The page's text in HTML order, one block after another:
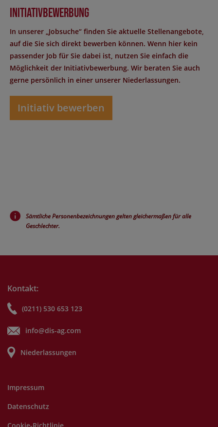
Initiativbewerbung
In unserer „Jobsuche“ finden Sie aktuelle Stellenangebote,
auf die Sie sich direkt bewerben können. Wenn hier kein
passender Job für Sie dabei ist, nutzen Sie einfach die
Möglichkeit der Initiativbewerbung. Wir beraten Sie auch
gerne persönlich in einer unserer Niederlassungen.
Initiativ bewerben
Sämtliche Personenbezeichnungen gelten gleichermaßen für alle
Geschlechter.
Kontakt:
(0211) 530 653 123
info@dis-ag.com
Niederlassungen
Impressum
Datenschutz